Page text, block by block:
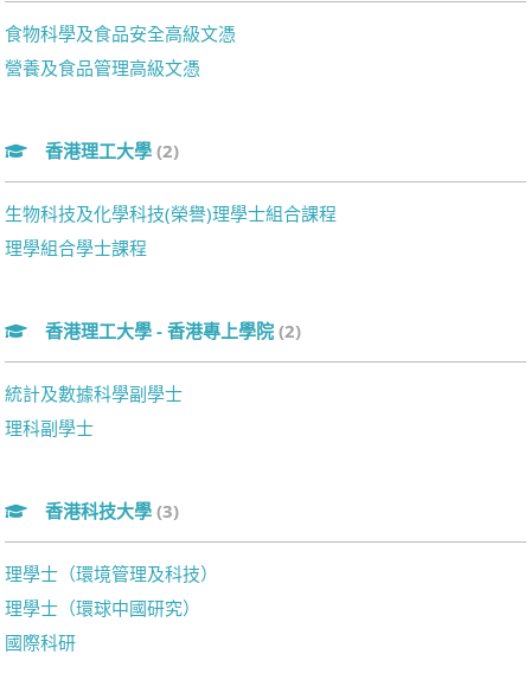
食物科學及食品安全高級文憑
營養及食品管理高級文憑
香港理工大學 (2)
生物科技及化學科技(榮譽)理學士組合課程
理學組合學士課程
香港理工大學 - 香港專上學院 (2)
統計及數據科學副學士
理科副學士
香港科技大學 (3)
理學士（環境管理及科技）
理學士（環球中國研究）
國際科研